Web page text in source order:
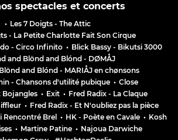
spectacles et concerts
• Les 7 Doigts - The Attic
- La Petite Charlotte Fait Son Cirque
- Circo Infinito • Blick Bassy - Bikutsi 3000
and Blönd and Blónd - DØMÅJ
and Blónd - MARIÅJ en chønsons
- Chansons d'utilité pubique • Close
Bojangles • Exit • Fred Radix - La Claque
• Fred Radix - Et N'oubliez pas la pièce
Rencontré Brel • HK - Poète en Cavale • Kosh
• Martine Patine • Najoua Darwiche